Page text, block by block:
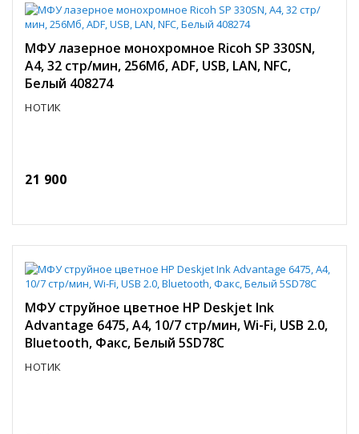
МФУ лазерное монохромное Ricoh SP 330SN,
A4, 32 стр/мин, 256Мб, ADF, USB, LAN, NFC,
Белый 408274
НОТИК
21 900
МФУ струйное цветное HP Deskjet Ink
Advantage 6475, A4, 10/7 стр/мин, Wi-Fi, USB 2.0,
Bluetooth, Факс, Белый 5SD78C
НОТИК